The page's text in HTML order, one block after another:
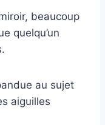
beaucoup
quelqu’un
au sujet
aiguilles